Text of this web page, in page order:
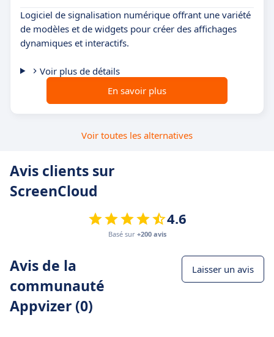
Logiciel de signalisation numérique offrant une variété
de modèles et de widgets pour créer des affichages
dynamiques et interactifs.
Voir plus de détails
En savoir plus
Voir toutes les alternatives
Avis clients sur
ScreenCloud
4.6
Basé sur +200 avis
Avis de la
communauté
Appvizer (0)
Laisser un avis